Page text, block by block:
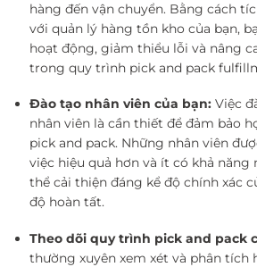
hàng đến vận chuyển. Bằng cách
với quản lý hàng tồn kho của bạn,
hoạt động, giảm thiểu lỗi và nâng
trong quy trình pick and pack
Đào tạo nhân viên của bạn: Việc
nhân viên là cần thiết để đảm bảo
pick and pack. Những nhân viên
việc hiệu quả hơn và ít có khả năng
thể cải thiện đáng kể độ chính xác
độ hoàn tất.
Theo dõi quy trình pick and pack
thường xuyên xem xét và phân tích